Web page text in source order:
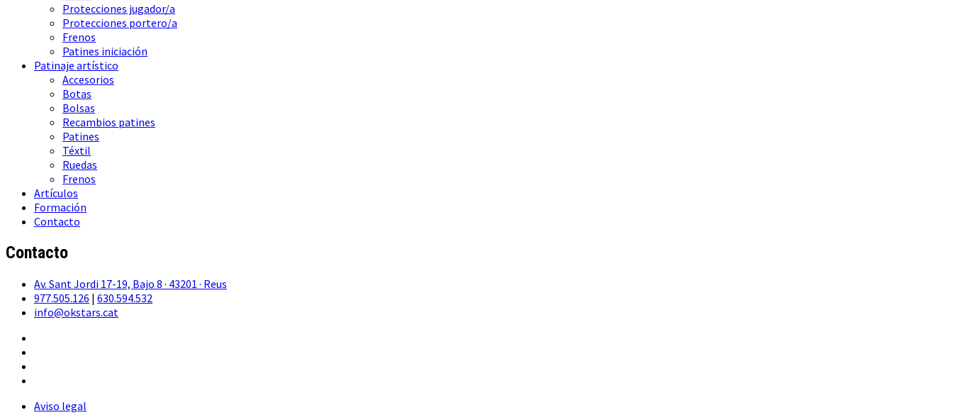
Protecciones jugador/a
Protecciones portero/a
Frenos
Patines iniciación
Patinaje artístico
Accesorios
Botas
Bolsas
Recambios patines
Patines
Téxtil
Ruedas
Frenos
Artículos
Formación
Contacto
Contacto
Av. Sant Jordi 17-19, Bajo 8 · 43201 · Reus
977.505.126 | 630.594.532
info@okstars.cat
Aviso legal